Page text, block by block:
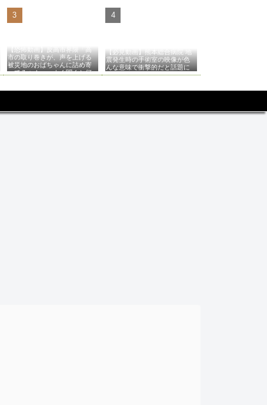
【恐怖動画】反高市界隈「高
市の取り巻きが、声を上げる
被災地のおばちゃんに詰め寄
ってるぅ！」→よく聞くと何
【必見動画】熊本総合病院 地
震発生時の手術室の映像が色
んな意味で衝撃的だと話題に